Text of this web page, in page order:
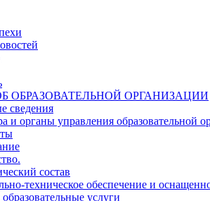
ОБРАЗОВАТЕЛЬНОЙ ОРГАНИЗАЦИИ
сведения
и органы управления образовательной
состав
техническое обеспечение и
услуги